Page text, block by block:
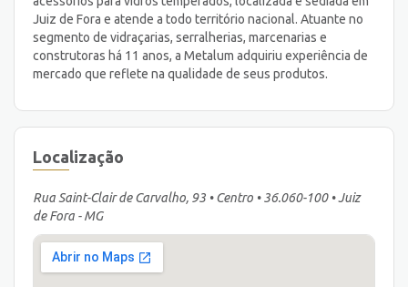
Juiz de Fora e atende a todo território nacional. Atuante no
segmento de vidraçarias, serralherias, marcenarias e
construtoras há 11 anos, a Metalum adquiriu experiência de
mercado que reflete na qualidade de seus produtos.
Localização
Rua Saint-Clair de Carvalho, 93 • Centro • 36.060-100 • Juiz
de Fora - MG